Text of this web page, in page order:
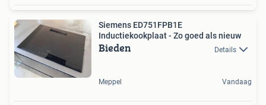
Siemens ED751FPB1E
Inductiekookplaat - Zo goed als nieuw
Bieden Details
Meppel Vandaag